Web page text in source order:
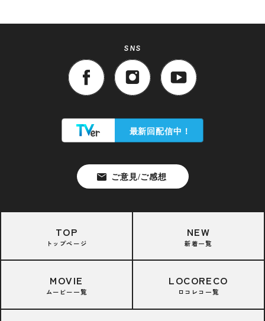
SNS
TOP
トップページ
NEW
新着一覧
MOVIE
ムービー一覧
LOCORECO
ロコレコ一覧